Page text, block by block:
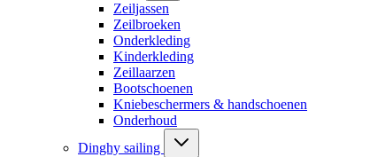
Zeiljassen
Zeilbroeken
Onderkleding
Kinderkleding
Zeillaarzen
Bootschoenen
Kniebeschermers & handschoenen
Onderhoud
Dinghy sailing